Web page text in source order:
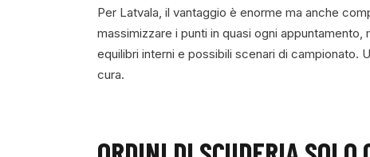
Per Latvala, il vantaggio è enorme ma anche
massimizzare i punti in quasi ogni
equilibri interni e possibili scenari di campionato.
cura.